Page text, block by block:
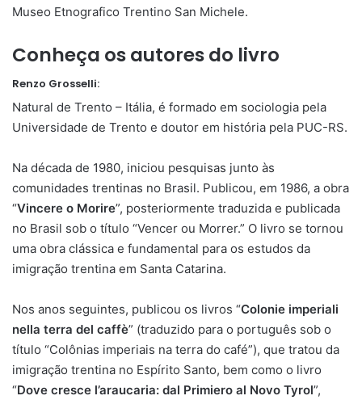
Museo Etnografico Trentino San Michele.
Conheça os autores do livro
Renzo Grosselli:
Natural de Trento – Itália, é formado em sociologia pela
Universidade de Trento e doutor em história pela PUC-RS.
Na década de 1980, iniciou pesquisas junto às
comunidades trentinas no Brasil. Publicou, em 1986, a obra
“Vincere o Morire”, posteriormente traduzida e publicada
no Brasil sob o título “Vencer ou Morrer.” O livro se tornou
uma obra clássica e fundamental para os estudos da
imigração trentina em Santa Catarina.
Nos anos seguintes, publicou os livros “Colonie imperiali
nella terra del caffè” (traduzido para o português sob o
título “Colônias imperiais na terra do café”), que tratou da
imigração trentina no Espírito Santo, bem como o livro
“Dove cresce l’araucaria: dal Primiero al Novo Tyrol”,